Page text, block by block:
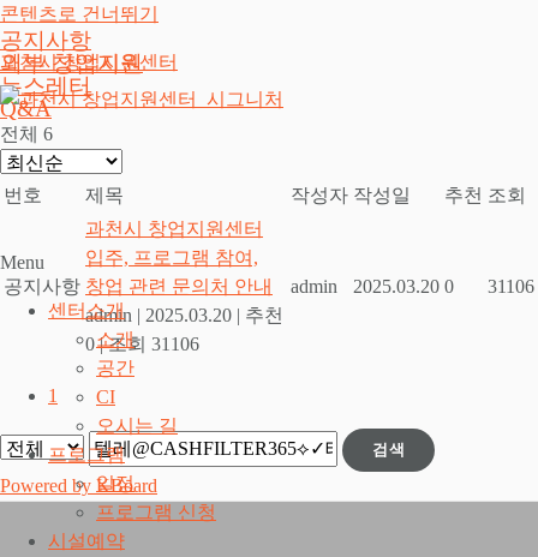
콘텐츠로 건너뛰기
과천시 창업지원센터
Menu
센터소개
소개
공간
CI
오시는 길
프로그램
일정
프로그램 신청
시설예약
공지사항
외부 창업지원
뉴스레터
Q&A
전체 6
번호 제목 작성자 작성일 추천 조회
공지사항
과천시 창업지원센터
입주, 프로그램 참여,
창업 관련 문의처 안내
admin | 2025.03.20 | 추천
0 | 조회 31106
admin 2025.03.20 0 31106
1
검색
Powered by KBoard